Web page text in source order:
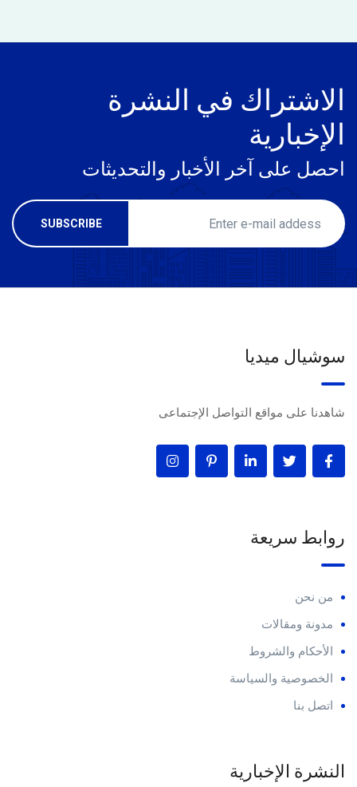
الاشتراك في النشرة
الإخبارية
احصل على آخر الأخبار والتحديثات
سوشيال ميديا
شاهدنا على مواقع التواصل الإجتماعى
روابط سريعة
من نحن
مدونة ومقالات
الأحكام والشروط
الخصوصية والسياسة
اتصل بنا
النشرة الإخبارية